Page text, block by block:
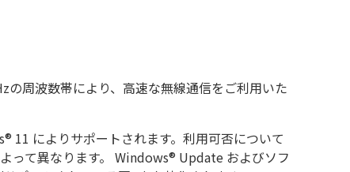
の周波数帯により、高速な無線通信をご利用いた
11 によりサポートされます。利用可否について
って異なります。 Windows® Update およびソフ